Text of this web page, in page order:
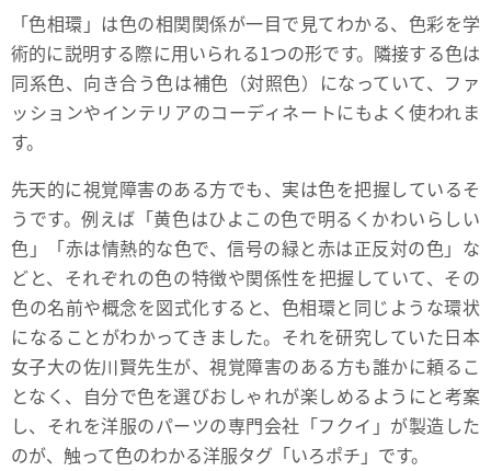
「色相環」は色の相関関係が一目で見てわかる、色彩を学
術的に説明する際に用いられる1つの形です。隣接する色は
同系色、向き合う色は補色（対照色）になっていて、ファ
ッションやインテリアのコーディネートにもよく使われま
す。
先天的に視覚障害のある方でも、実は色を把握しているそ
うです。例えば「黄色はひよこの色で明るくかわいらしい
色」「赤は情熱的な色で、信号の緑と赤は正反対の色」な
どと、それぞれの色の特徴や関係性を把握していて、その
色の名前や概念を図式化すると、色相環と同じような環状
になることがわかってきました。それを研究していた日本
女子大の佐川賢先生が、視覚障害のある方も誰かに頼るこ
となく、自分で色を選びおしゃれが楽しめるようにと考案
し、それを洋服のパーツの専門会社「フクイ」が製造した
のが、触って色のわかる洋服タグ「いろポチ」です。